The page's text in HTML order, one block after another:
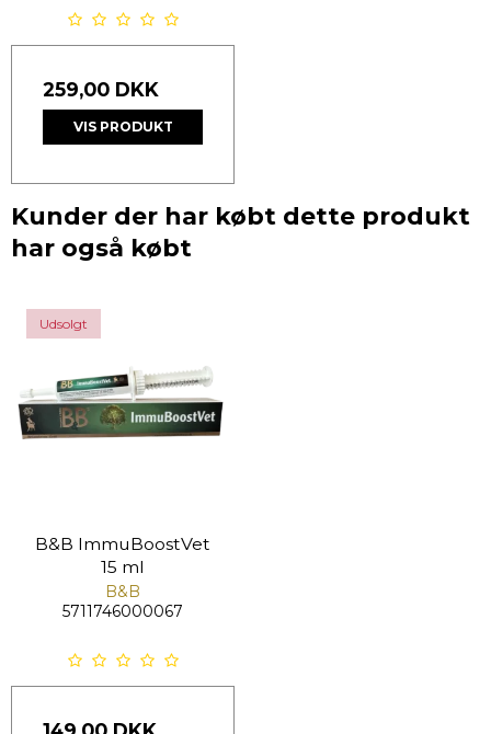
259,00 DKK
VIS PRODUKT
Kunder der har købt dette produkt
har også købt
Udsolgt
B&B ImmuBoostVet
15 ml
B&B
5711746000067